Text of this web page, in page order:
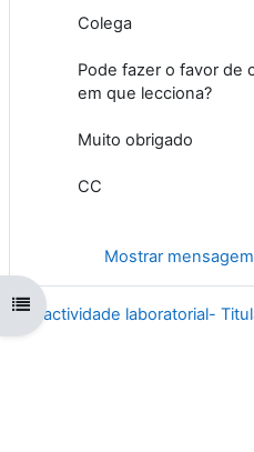
Abrir índice da disciplina
Colega
Pode fazer o favor de
em que lecciona?
Muito obrigado
CC
Mostrar
← actividade laboratorial-